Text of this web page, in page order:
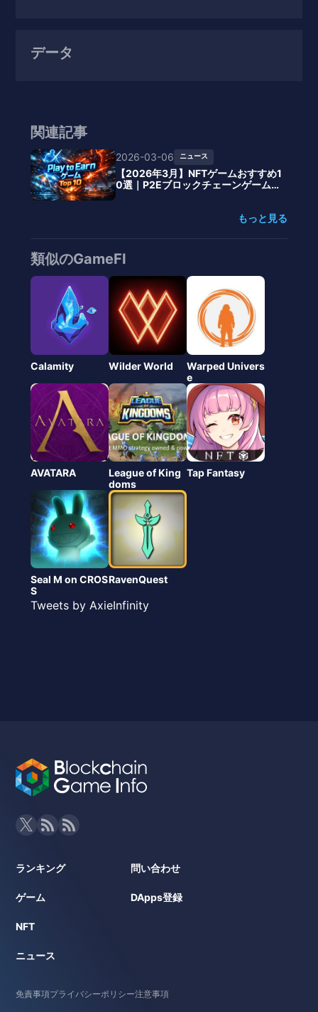
データ
関連記事
2026-03-06 ニュース
【2026年3月】NFTゲームおすすめ1
0選｜P2Eブロックチェーンゲーム最
新ランキング
もっと見る
類似のGameFI
Calamity Wilder World
Warped Univers
e
AVATARA
League of King
doms
Tap Fantasy
Seal M on CROS
S
RavenQuest
Tweets by AxieInfinity
ランキング
ゲーム
NFT
ニュース
問い合わせ
DApps登録
免責事項プライバシーポリシー注意事項